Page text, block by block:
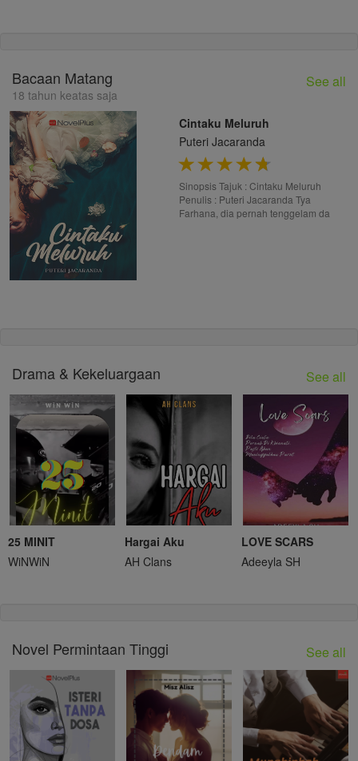
Bacaan Matang
18 tahun keatas saja
See all
Cintaku Meluruh
Puteri Jacaranda
Sinopsis Tajuk : Cintaku Meluruh
Penulis : Puteri Jacaranda Tya
Farhana, dia pernah tenggelam da
Drama & Kekeluargaan See all
25 MINIT
WiNWiN
Hargai Aku
AH Clans
LOVE SCARS
Adeeyla SH
Novel Permintaan Tinggi See all